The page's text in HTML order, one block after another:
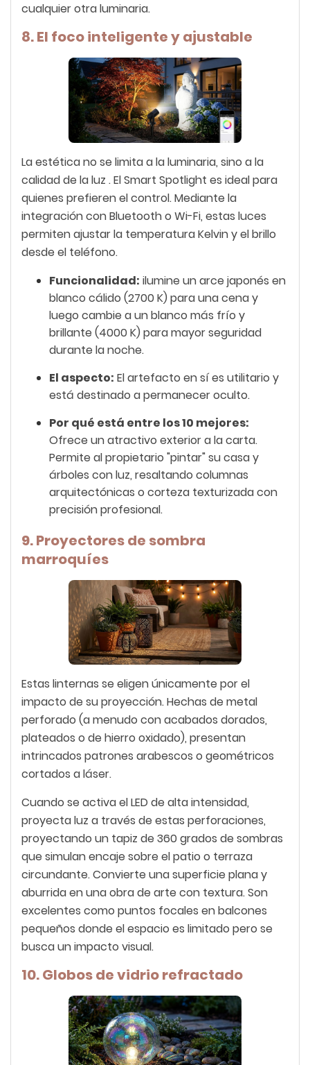
cualquier otra luminaria.
8. El foco inteligente y ajustable
La estética no se limita a la luminaria, sino a la
calidad de la luz . El Smart Spotlight es ideal para
quienes prefieren el control. Mediante la
integración con Bluetooth o Wi-Fi, estas luces
permiten ajustar la temperatura Kelvin y el brillo
desde el teléfono.
Funcionalidad: ilumine un arce japonés en
blanco cálido (2700 K) para una cena y
luego cambie a un blanco más frío y
brillante (4000 K) para mayor seguridad
durante la noche.
El aspecto: El artefacto en sí es utilitario y
está destinado a permanecer oculto.
Por qué está entre los 10 mejores:
Ofrece un atractivo exterior a la carta.
Permite al propietario "pintar" su casa y
árboles con luz, resaltando columnas
arquitectónicas o corteza texturizada con
precisión profesional.
9. Proyectores de sombra
marroquíes
Estas linternas se eligen únicamente por el
impacto de su proyección. Hechas de metal
perforado (a menudo con acabados dorados,
plateados o de hierro oxidado), presentan
intrincados patrones arabescos o geométricos
cortados a láser.
Cuando se activa el LED de alta intensidad,
proyecta luz a través de estas perforaciones,
proyectando un tapiz de 360 grados de sombras
que simulan encaje sobre el patio o terraza
circundante. Convierte una superficie plana y
aburrida en una obra de arte con textura. Son
excelentes como puntos focales en balcones
pequeños donde el espacio es limitado pero se
busca un impacto visual.
10. Globos de vidrio refractado